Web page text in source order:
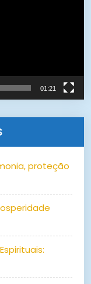
01:21
proteção